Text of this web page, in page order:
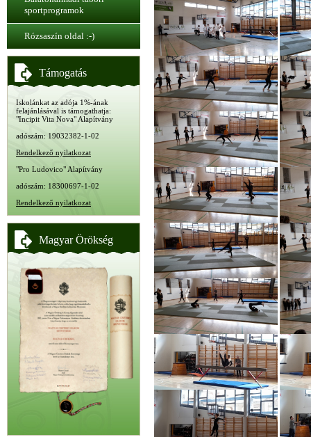
sportprogramok
Rózsaszín oldal :-)
Támogatás
Iskolánkat az adója 1%-ának
felajánlásával is támogathatja:
"Incipit Vita Nova" Alapítvány
adószám: 19032382-1-02
Rendelkező nyilatkozat
"Pro Ludovico" Alapítvány
adószám: 18300697-1-02
Rendelkező nyilatkozat
Magyar Örökség